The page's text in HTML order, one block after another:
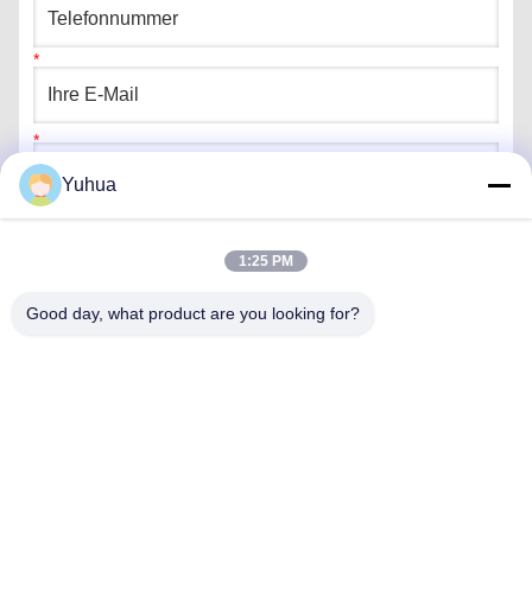
Yuhua
1:25 PM
Good day, what product are you looking for?